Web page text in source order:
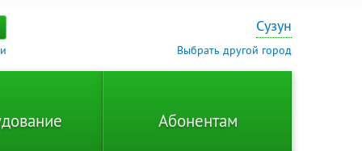
Сузун
Выбрать другой город
Абонентам